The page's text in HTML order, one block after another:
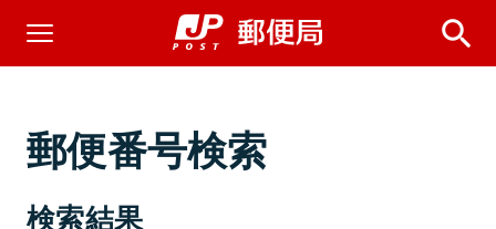
郵便番号検索
検索結果